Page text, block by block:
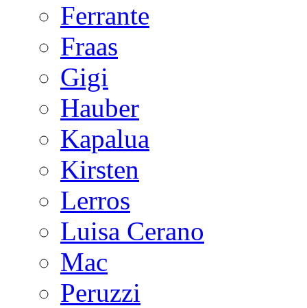
Ferrante
Fraas
Gigi
Hauber
Kapalua
Kirsten
Lerros
Luisa Cerano
Mac
Peruzzi